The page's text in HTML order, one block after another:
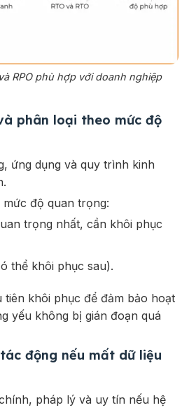
RPO phù hợp với doanh nghiệp
phân loại theo mức độ
ứng dụng và quy trình kinh
độ quan trọng:
trọng nhất, cần khôi phục
thể khôi phục sau).
tiên khôi phục để đảm bảo hoạt
yếu không bị gián đoạn quá
động nếu mất dữ liệu
pháp lý và uy tín nếu hệ